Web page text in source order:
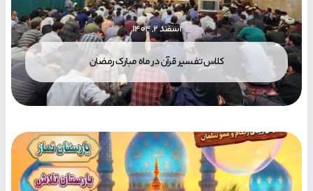
اسفند ۲, ۱۴۰۴
کلاس تفسیر قرآن در ماه مبارک رمضان